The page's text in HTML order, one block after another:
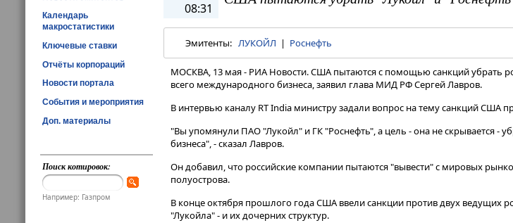
Календарь
макростатистики
Ключевые ставки
Отчёты корпораций
Новости портала
События и мероприятия
Доп. материалы
Поиск котировок:
Например: Газпром
08:31
Эмитенты: ЛУКОЙЛ | Роснефть
МОСКВА, 13 мая - РИА Новости. США пытаются с помощью санкций убрать
всего международного бизнеса, заявил глава МИД РФ Сергей Лавров.
В интервью каналу RT India министру задали вопрос на тему санкций США
"Вы упомянули ПАО "Лукойл" и ГК "Роснефть", а цель - она не скрывается -
бизнеса", - сказал Лавров.
Он добавил, что российские компании пытаются "вывести" с мировых
полуострова.
В конце октября прошлого года США ввели санкции против двух ведущих
"Лукойла" - и их дочерних структур.